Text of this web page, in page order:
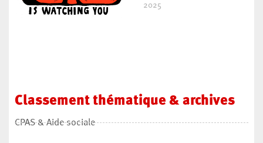
2025
Classement thématique & archives
CPAS & Aide sociale